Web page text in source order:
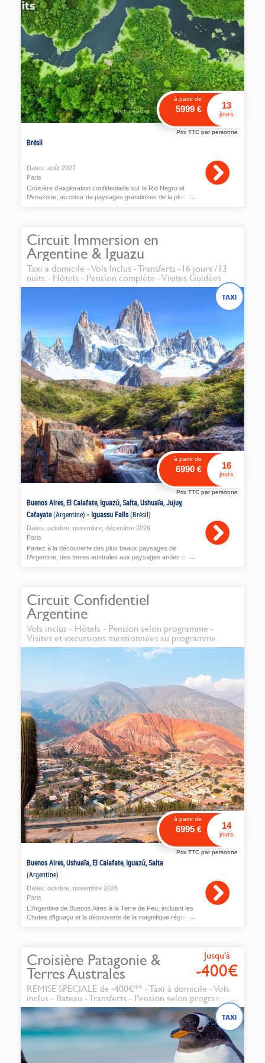
à partir de
5999€ 13
jours
Prix TTC par personne
Brésil
Dates: août 2027
Paris
Croisière d’exploration confidentielle sur le Rio Negro et
l’Amazone, au cœur de paysages grandioses de la plus
Circuit Immersion en
Argentine & Iguazu
Taxi à domicile - Vols Inclus - Transferts -16 jours /13
nuits - Hôtels - Pension complète - Visites Guidées
à partir de
6990€ 16
jours
Prix TTC par personne
Buenos Aires, El Calafate, Iguazú, Salta, Ushuaïa, Jujuy,
Cafayate(Argentine) - Iguassu Falls(Brésil)
Dates: octobre novembre décembre 2026
Paris
Partez à la découverte des plus beaux paysages de
l’Argentine, des terres australes aux paysages arides du
Circuit Confidentiel
Argentine
Vols inclus - Hôtels - Pension selon programme -
Visites et excursions mentionnées au programme
à partir de
6995€ 14
jours
Prix TTC par personne
Buenos Aires, Ushuaïa, El Calafate, Iguazú, Salta
(Argentine)
Dates: octobre novembre 2026
Paris
L'Argentine de Buenos Aires à la Terre de Feu, incluant les
Chutes d'Iguaçu et la découverte de la magnifique région
Jusqu'à
-400€
Croisière Patagonie &
Terres Australes
REMISE SPECIALE de -400€** - Taxi à domicile - Vols
inclus - Bateau - Transferts - Pension selon programme
- Accompagnement et équipage francophones